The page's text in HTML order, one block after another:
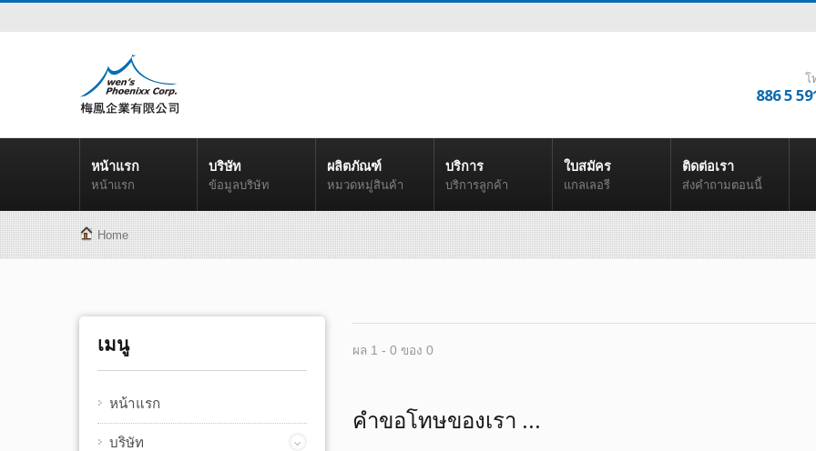
โ
886 5
หน้าแรก
หน้าแรก
บริษัท
ข้อมูลบริษัท
ผลิตภัณฑ์
หมวดหมู่สินค้า
บริการ
บริการลูกค้า
ใบสมัคร
แกลเลอรี
ติดต่อเรา
ส่งคำถามตอนนี้
Home
เมนู
หน้าแรก
บริษัท
ผล 1 - 0 ของ 0
คำขอโทษของเรา ...